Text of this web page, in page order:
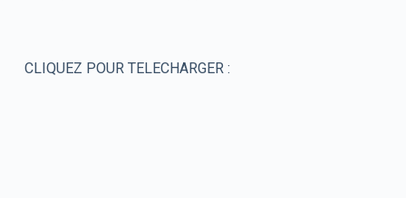
CLIQUEZ POUR TELECHARGER :